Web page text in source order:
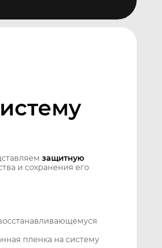
защитную
и сохранения его
пленка на систему